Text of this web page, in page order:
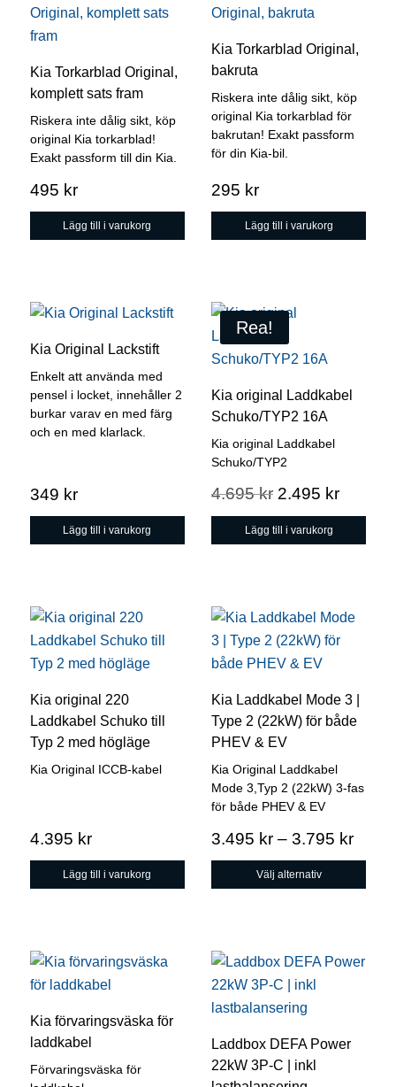
Kia Torkarblad Original,
komplett sats fram
Riskera inte dålig sikt, köp
original Kia torkarblad!
Exakt passform till din Kia.
495 kr
Lägg till i varukorg
Kia Torkarblad Original,
bakruta
Riskera inte dålig sikt, köp
original Kia torkarblad för
bakrutan! Exakt passform
för din Kia-bil.
295 kr
Lägg till i varukorg
Kia Original Lackstift
Enkelt att använda med
pensel i locket, innehåller 2
burkar varav en med färg
och en med klarlack.
349 kr
Lägg till i varukorg
Rea!
Kia original Laddkabel
Schuko/TYP2 16A
Kia original Laddkabel
Schuko/TYP2
4.695kr Det
ursprungliga
priset
2.495 krDet
Lägg till i varukorg
Kia original 220
Laddkabel Schuko till
Typ 2 med högläge
Kia Original ICCB-kabel
4.395 kr
Lägg till i varukorg
Kia Laddkabel Mode 3 |
Type 2 (22kW) för både
PHEV & EV
Kia Original Laddkabel
Mode 3,Typ 2 (22kW) 3-fas
för både PHEV & EV
3.495 kr – 3.795 kr
Välj alternativ
Den
här
produkten
flera
varianter.
olika
alternativen
väljas
produktsidan
Kia förvaringsväska för
laddkabel
Förvaringsväska för
Laddbox DEFA Power
22kW 3P-C | inkl